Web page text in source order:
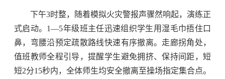
下午3时整，随着模拟火灾警报声骤然响起，演练正
式启动。1—5年级班主任迅速组织学生用湿毛巾捂住口
鼻，弯腰沿预定疏散路线快速有序撤离。走廊拐角处，
值班教师全程引导，提醒学生避免拥挤、保持间距，短
短2分15秒内，全体师生均安全撤离至操场指定集合点。